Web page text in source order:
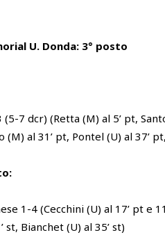
U. Donda: 3° posto
7 dcr) (Retta (M) al 5’ pt,
(M) al 31’ pt, Pontel (U) al 37’
1-4 (Cecchini (U) al 17’ pt e
st, Bianchet (U) al 35’ st)